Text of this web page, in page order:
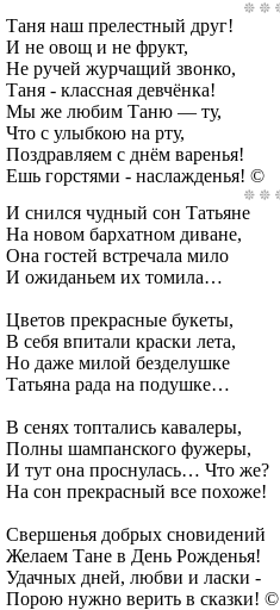
Таня наш прелестный друг!
И не овощ и не фрукт,
Не ручей журчащий звонко,
Таня - классная девчёнка!
Мы же любим Таню — ту,
Что с улыбкою на рту,
Поздравляем с днём варенья!
Ешь горстями - наслажденья! ©
И снился чудный сон Татьяне
На новом бархатном диване,
Она гостей встречала мило
И ожиданьем их томила…
Цветов прекрасные букеты,
В себя впитали краски лета,
Но даже милой безделушке
Татьяна рада на подушке…
В сенях топтались кавалеры,
Полны шампанского фужеры,
И тут она проснулась… Что же?
На сон прекрасный все похоже!
Свершенья добрых сновидений
Желаем Тане в День Рожденья!
Удачных дней, любви и ласки -
Порою нужно верить в сказки! ©